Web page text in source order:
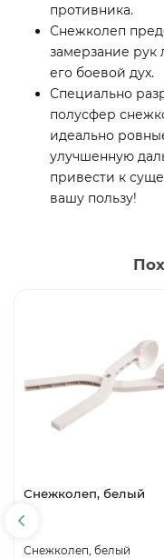
противника.
Снежколеп
замерзание рук
его боевой дух.
Специально
полусфер
идеально
улучшенную
привести к
вашу пользу!
Снежколеп, белый
Снежколеп, белый